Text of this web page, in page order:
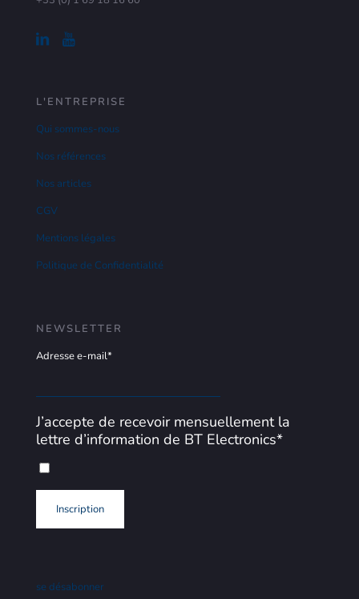
L'ENTREPRISE
Qui sommes-nous
Nos références
Nos articles
CGV
Mentions légales
Politique de Confidentialité
NEWSLETTER
Adresse e-mail*
J’accepte de recevoir mensuellement la
lettre d’information de BT Electronics*
se désabonner